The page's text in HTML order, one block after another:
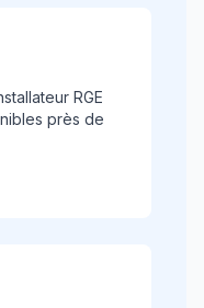
RGE
près de